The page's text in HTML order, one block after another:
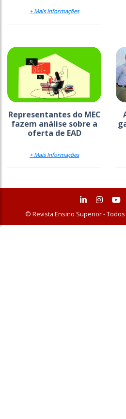
+ Mais Informações
Representantes do MEC
fazem análise sobre a
oferta de EAD
+ Mais Informações
© Revista Ensino Superior -